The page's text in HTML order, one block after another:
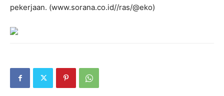
pekerjaan. (www.sorana.co.id//ras/@eko)